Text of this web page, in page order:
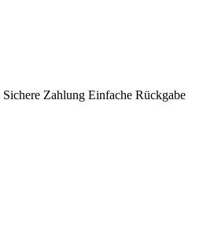
Sichere Zahlung Einfache Rückgabe